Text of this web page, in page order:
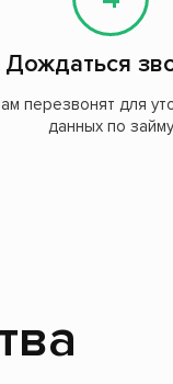
Дождаться
перезвонят для
данных по займу